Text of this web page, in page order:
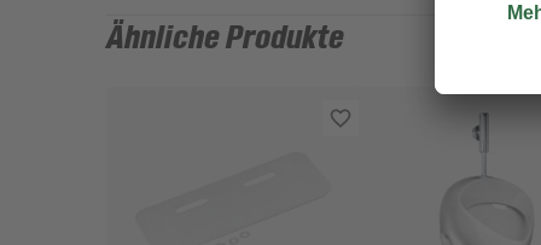
Ähnliche Produkte